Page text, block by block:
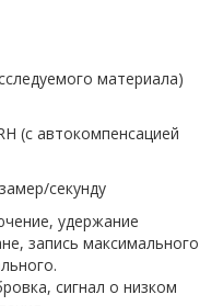
материала)
(с автокомпенсацией
секунду
удержание
запись максимального
сигнал о низком